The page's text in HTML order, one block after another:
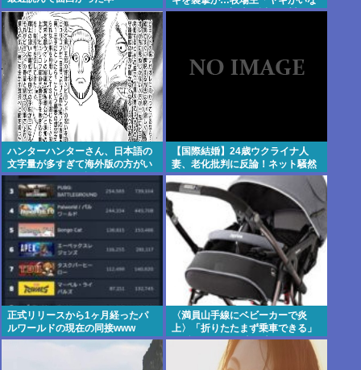
い」ドローン調査で近くの川でヤ
ハンターハンターさん、日本語の
文字量が多すぎて海外版の方がい
いんじゃないかと話題に
【国際結婚】24歳ウクライナ人
妻、老化批判に反論！ネット騒然
正式リリースから1ヶ月経ったパ
ルワールドの現在の同接www
〈満員山手線にベビーカーで炎
上〉「折りたたまず乗車できる」
はずなのに…JR東日本が示した見